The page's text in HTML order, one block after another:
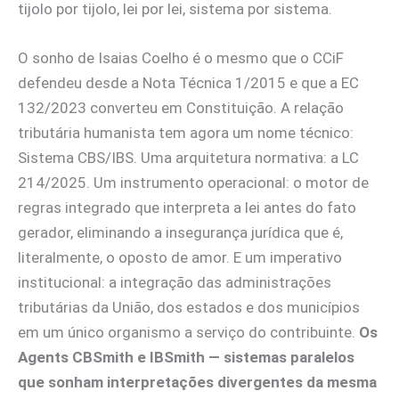
tijolo por tijolo, lei por lei, sistema por sistema.
O sonho de Isaias Coelho é o mesmo que o CCiF
defendeu desde a Nota Técnica 1/2015 e que a EC
132/2023 converteu em Constituição. A relação
tributária humanista tem agora um nome técnico:
Sistema CBS/IBS. Uma arquitetura normativa: a LC
214/2025. Um instrumento operacional: o motor de
regras integrado que interpreta a lei antes do fato
gerador, eliminando a insegurança jurídica que é,
literalmente, o oposto de amor. E um imperativo
institucional: a integração das administrações
tributárias da União, dos estados e dos municípios
em um único organismo a serviço do contribuinte. Os
Agents CBSmith e IBSmith — sistemas paralelos
que sonham interpretações divergentes da mesma